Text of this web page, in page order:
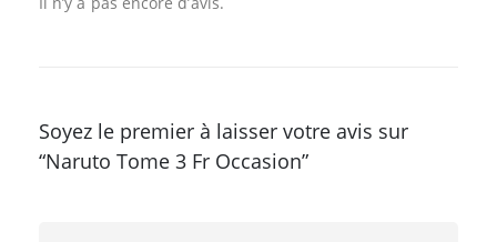
Soyez le premier à laisser votre avis sur
“Naruto Tome 3 Fr Occasion”